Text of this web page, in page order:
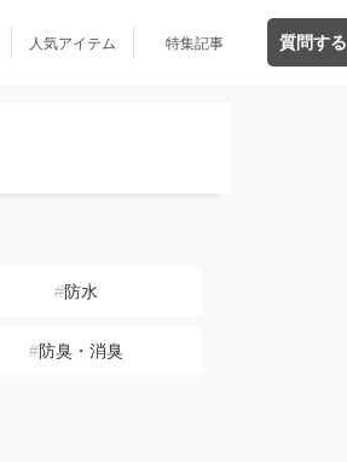
人気アイテム 特集記事 質問する
防水
防臭・消臭